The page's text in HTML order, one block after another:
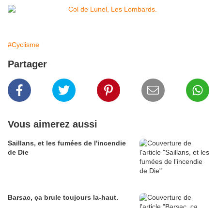
#Cyclisme
Partager
Vous aimerez aussi
Saillans, et les fumées de l'incendie
de Die
Barsac, ça brule toujours la-haut.